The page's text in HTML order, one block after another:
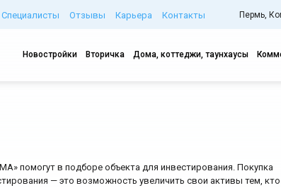
Специалисты Отзывы Карьера Контакты Пермь,
Новостройки Вторичка Дома, коттеджи, таунхаусы
помогут в подборе объекта для инвестирования. Покупка
— это возможность увеличить свои активы тем, кто